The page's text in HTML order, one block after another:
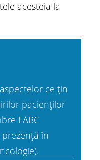
acesteia la
ce țin
pacienților
FABC
în